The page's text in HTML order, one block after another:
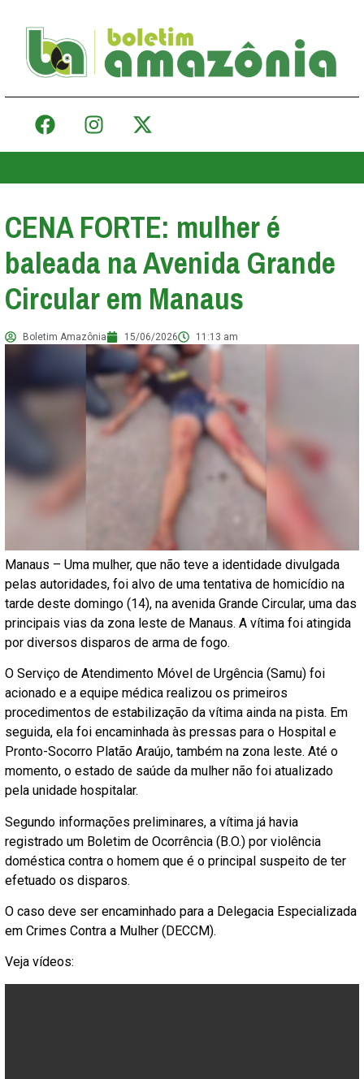
CENA FORTE: mulher é
baleada na Avenida Grande
Circular em Manaus
Boletim Amazônia 15/06/2026 11:13 am
Manaus – Uma mulher, que não teve a identidade divulgada
pelas autoridades, foi alvo de uma tentativa de homicídio na
tarde deste domingo (14), na avenida Grande Circular, uma das
principais vias da zona leste de Manaus. A vítima foi atingida
por diversos disparos de arma de fogo.
O Serviço de Atendimento Móvel de Urgência (Samu) foi
acionado e a equipe médica realizou os primeiros
procedimentos de estabilização da vítima ainda na pista. Em
seguida, ela foi encaminhada às pressas para o Hospital e
Pronto-Socorro Platão Araújo, também na zona leste. Até o
momento, o estado de saúde da mulher não foi atualizado
pela unidade hospitalar.
Segundo informações preliminares, a vítima já havia
registrado um Boletim de Ocorrência (B.O.) por violência
doméstica contra o homem que é o principal suspeito de ter
efetuado os disparos.
O caso deve ser encaminhado para a Delegacia Especializada
em Crimes Contra a Mulher (DECCM).
Veja vídeos: